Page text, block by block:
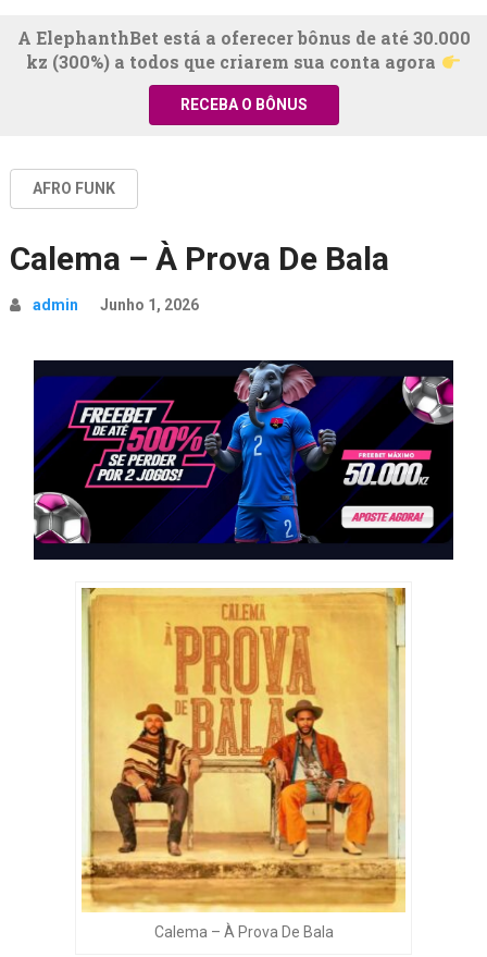
A ElephanthBet está a oferecer bônus de até 30.000
kz (300%) a todos que criarem sua conta agora
RECEBA O BÔNUS
AFRO FUNK
Calema – À Prova De Bala
admin Junho 1, 2026
Calema – À Prova De Bala